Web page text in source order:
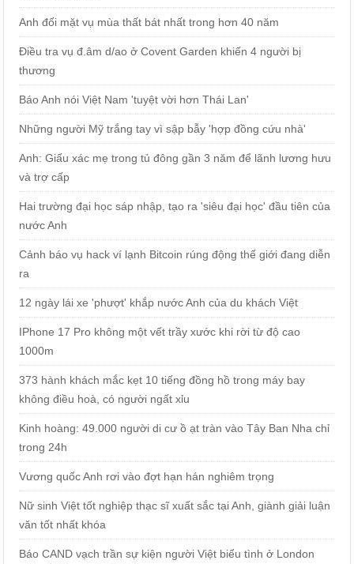
Anh đối mặt vụ mùa thất bát nhất trong hơn 40 năm
Điều tra vụ đ.âm d/ao ở Covent Garden khiến 4 người bị
thương
Báo Anh nói Việt Nam 'tuyệt vời hơn Thái Lan'
Những người Mỹ trắng tay vì sập bẫy 'hợp đồng cứu nhà'
Anh: Giấu xác mẹ trong tủ đông gần 3 năm để lãnh lương hưu
và trợ cấp
Hai trường đại học sáp nhập, tạo ra 'siêu đại học' đầu tiên của
nước Anh
Cảnh báo vụ hack ví lạnh Bitcoin rúng động thế giới đang diễn
ra
12 ngày lái xe 'phượt' khắp nước Anh của du khách Việt
IPhone 17 Pro không một vết trầy xước khi rời từ độ cao
1000m
373 hành khách mắc kẹt 10 tiếng đồng hồ trong máy bay
không điều hoà, có người ngất xỉu
Kinh hoàng: 49.000 người di cư ồ ạt tràn vào Tây Ban Nha chỉ
trong 24h
Vương quốc Anh rơi vào đợt hạn hán nghiêm trọng
Nữ sinh Việt tốt nghiệp thạc sĩ xuất sắc tại Anh, giành giải luận
văn tốt nhất khóa
Báo CAND vạch trần sự kiện người Việt biểu tình ở London